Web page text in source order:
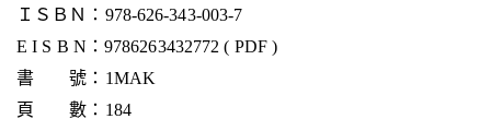
ＩＳＢＮ：978-626-343-003-7
E I S B N：9786263432772 ( PDF )
書 號：1MAK
頁 數：184